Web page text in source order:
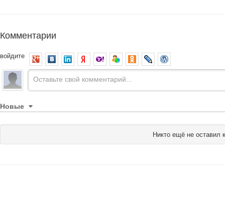
Комментарии
войдите
Новые
Никто ещё не оставил